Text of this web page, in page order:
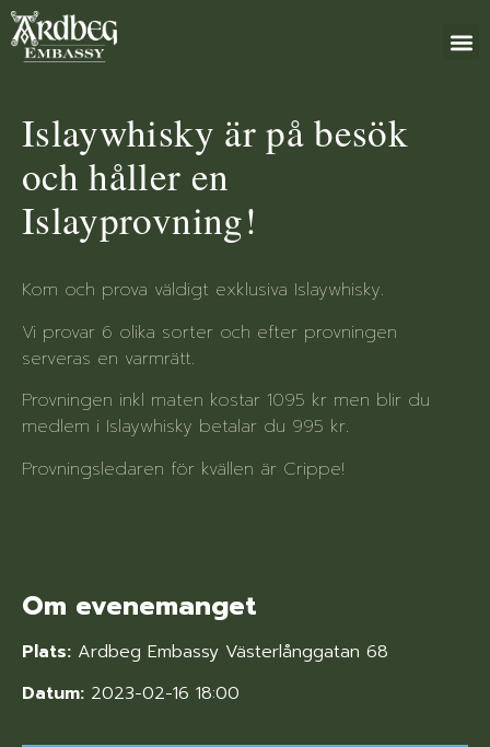
Islaywhisky är på besök
och håller en
Islayprovning!
Kom och prova väldigt exklusiva Islaywhisky.
Vi provar 6 olika sorter och efter provningen
serveras en varmrätt.
Provningen inkl maten kostar 1095 kr men blir du
medlem i Islaywhisky betalar du 995 kr.
Provningsledaren för kvällen är Crippe!
Om evenemanget
Plats: Ardbeg Embassy Västerlånggatan 68
Datum: 2023-02-16 18:00